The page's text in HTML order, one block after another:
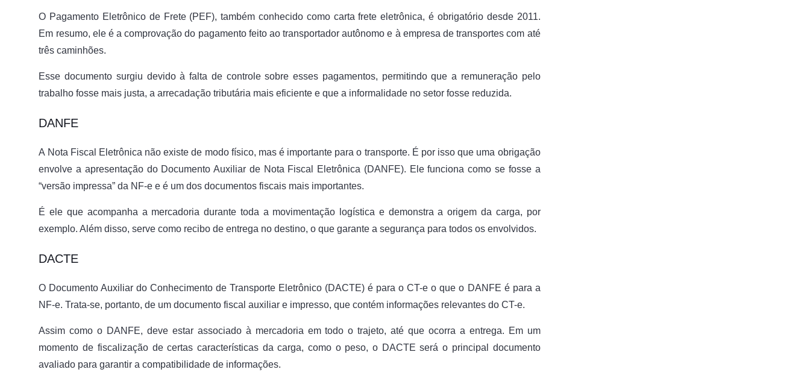
O Pagamento Eletrônico de Frete (PEF), também conhecido como carta frete eletrônica, é obrigatório desde 2011.
Em resumo, ele é a comprovação do pagamento feito ao transportador autônomo e à empresa de transportes com até
três caminhões.
Esse documento surgiu devido à falta de controle sobre esses pagamentos, permitindo que a remuneração pelo
trabalho fosse mais justa, a arrecadação tributária mais eficiente e que a informalidade no setor fosse reduzida.
DANFE
A Nota Fiscal Eletrônica não existe de modo físico, mas é importante para o transporte. É por isso que uma obrigação
envolve a apresentação do Documento Auxiliar de Nota Fiscal Eletrônica (DANFE). Ele funciona como se fosse a
“versão impressa” da NF-e e é um dos documentos fiscais mais importantes.
É ele que acompanha a mercadoria durante toda a movimentação logística e demonstra a origem da carga, por
exemplo. Além disso, serve como recibo de entrega no destino, o que garante a segurança para todos os envolvidos.
DACTE
O Documento Auxiliar do Conhecimento de Transporte Eletrônico (DACTE) é para o CT-e o que o DANFE é para a
NF-e. Trata-se, portanto, de um documento fiscal auxiliar e impresso, que contém informações relevantes do CT-e.
Assim como o DANFE, deve estar associado à mercadoria em todo o trajeto, até que ocorra a entrega. Em um
momento de fiscalização de certas características da carga, como o peso, o DACTE será o principal documento
avaliado para garantir a compatibilidade de informações.